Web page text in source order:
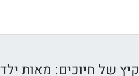
קיץ של חיוכים: מאות